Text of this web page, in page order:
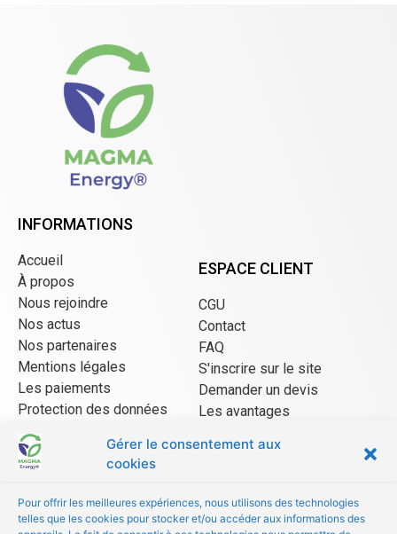
Gérer le consentement aux
cookies
Pour offrir les meilleures expériences, nous utilisons des technologies
telles que les cookies pour stocker et/ou accéder aux informations des
INFORMATIONS
Accueil
À propos
Nous rejoindre
Nos actus
Nos partenaires
Mentions légales
Les paiements
Protection des données
CGU Mangopay
ESPACE CLIENT
CGU
Contact
FAQ
S'inscrire sur le site
Demander un devis
Les avantages
CGU/CGV